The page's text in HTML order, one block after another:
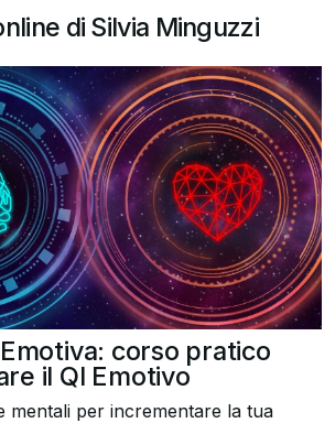
di Silvia Minguzzi
corso pratico
il QI Emotivo
mentali per incrementare la tua